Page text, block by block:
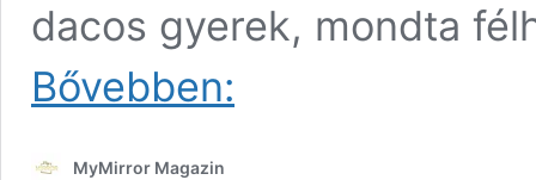
dacos gyerek, mondta
Bővebben:
MyMirror Magazin